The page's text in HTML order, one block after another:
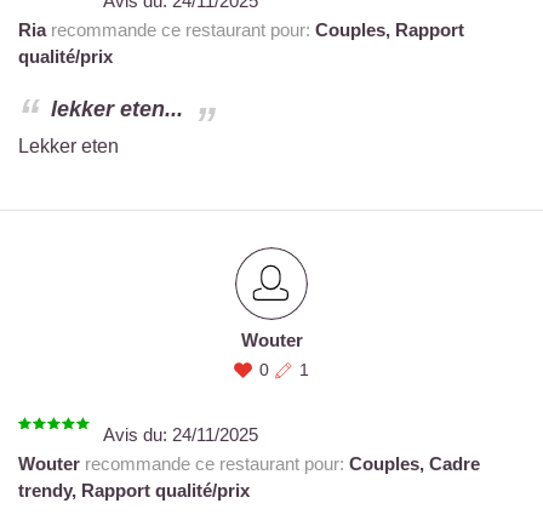
Riarecommande ce restaurant pour: Couples, Rapport
qualité/prix
lekker eten...
Lekker eten
Wouter
0 1
Avis du: 24/11/2025
Wouter recommande ce restaurant pour: Couples, Cadre
trendy, Rapport qualité/prix